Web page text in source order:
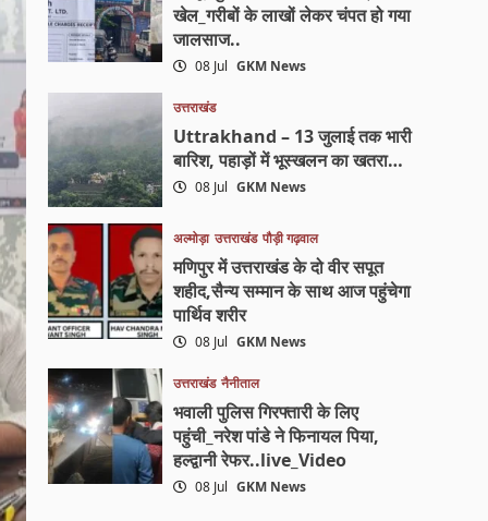
खेल_गरीबों के लाखों लेकर चंपत हो गया
जालसाज..
08 Jul GKM News
उत्तराखंड
Uttrakhand – 13 जुलाई तक भारी
बारिश, पहाड़ों में भूस्खलन का खतरा…
08 Jul GKM News
अल्मोड़ा उत्तराखंड पौड़ी गढ़वाल
मणिपुर में उत्तराखंड के दो वीर सपूत
शहीद,सैन्य सम्मान के साथ आज पहुंचेगा
पार्थिव शरीर
08 Jul GKM News
उत्तराखंड नैनीताल
भवाली पुलिस गिरफ्तारी के लिए
पहुंची_नरेश पांडे ने फिनायल पिया,
हल्द्वानी रेफर..live_Video
08 Jul GKM News